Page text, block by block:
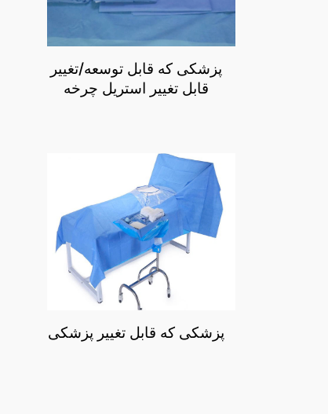
پزشکی که قابل توسعه/تغییر
قابل تغییر استریل چرخه
پزشکی که قابل تغییر پزشکی